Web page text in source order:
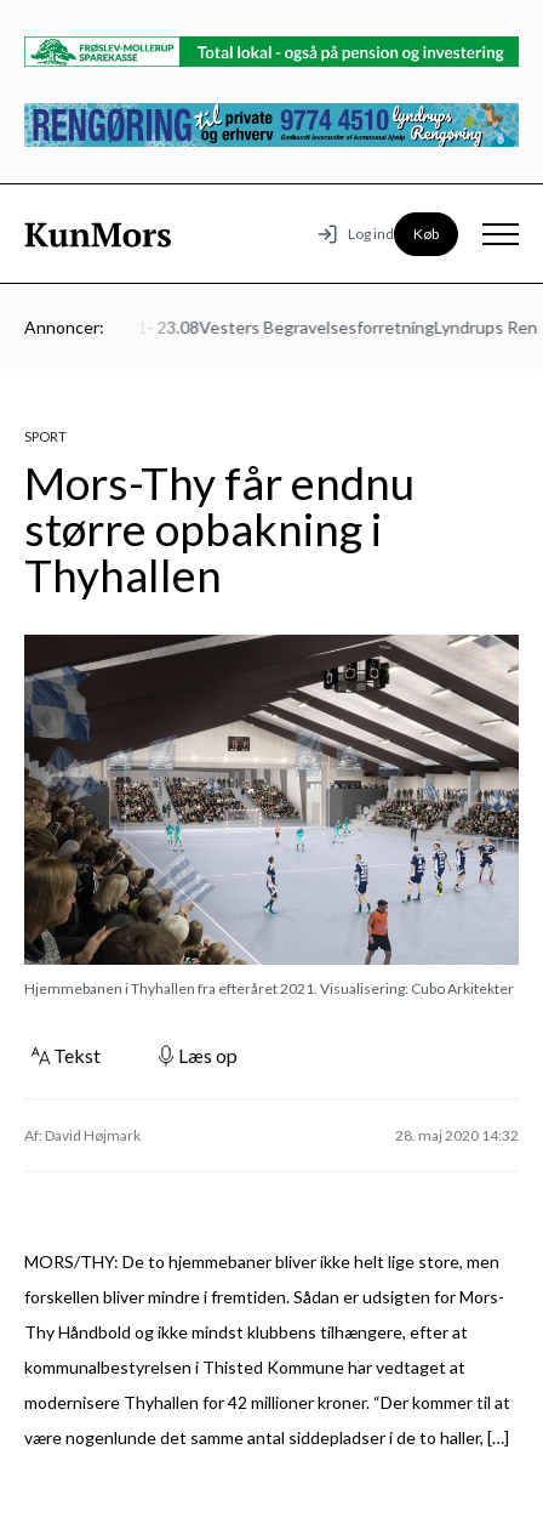
Log ind Køb
Annoncer:Mors 21- 23.08Vesters BegravelsesforretningLyndrups
SPORT
Mors-Thy får endnu
større opbakning i
Thyhallen
Hjemmebanen i Thyhallen fra efteråret 2021. Visualisering: Cubo Arkitekter
Tekst Læs op
Af: David Højmark 28. maj 2020 14:32
MORS/THY: De to hjemmebaner bliver ikke helt lige store, men
forskellen bliver mindre i fremtiden. Sådan er udsigten for Mors-
Thy Håndbold og ikke mindst klubbens tilhængere, efter at
kommunalbestyrelsen i Thisted Kommune har vedtaget at
modernisere Thyhallen for 42 millioner kroner. “Der kommer til at
være nogenlunde det samme antal siddepladser i de to haller, […]